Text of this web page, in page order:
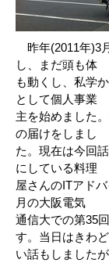
昨年(2011年)3
し、まだ頭も体
も動くし、私学
として個人事業
主を始めました
の届けをしまし
た。現在は今回
にしている料理
屋さんのITアド
月の大阪電気
通信大での第35
す。当日はきわど
い話もしました